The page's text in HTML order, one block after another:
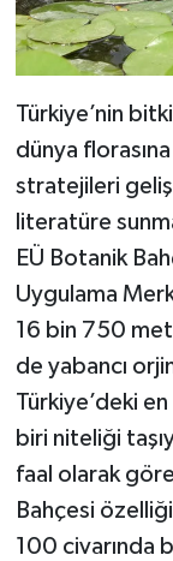
Türkiye’nin
dünya
stratejileri
literatüre
EÜ Botanik
Uygulama
16 bin 750
de yabancı
Türkiye’deki
biri niteliği
faal olarak
Bahçesi
100 civarında